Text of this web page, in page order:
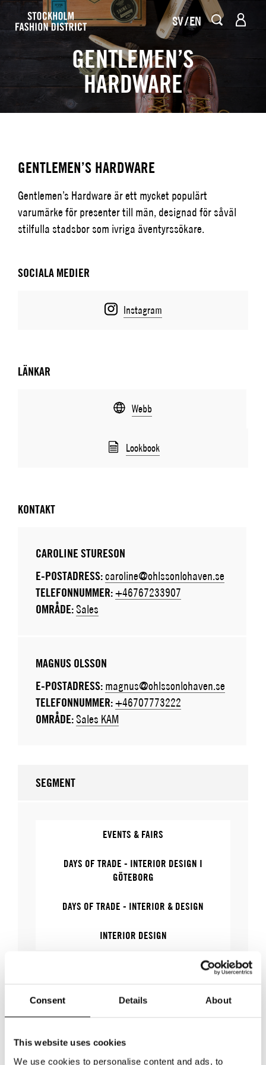
Consent Details About
This website uses cookies
We use cookies to personalise content and ads, to
SV EN
GENTLEMEN’S
HARDWARE
GENTLEMEN’S HARDWARE
Gentlemen’s Hardware är ett mycket populärt
varumärke för presenter till män, designad för såväl
stilfulla stadsbor som ivriga äventyrssökare.
SOCIALA MEDIER
Instagram
LÄNKAR
Webb
Lookbook
KONTAKT
CAROLINE STURESON
E-POSTADRESS:caroline@ohlssonlohaven.se
TELEFONNUMMER:+46767233907
OMRÅDE:Sales
MAGNUS OLSSON
E-POSTADRESS: magnus@ohlssonlohaven.se
TELEFONNUMMER:+46707773222
OMRÅDE:Sales KAM
SEGMENT
EVENTS & FAIRS
DAYS OF TRADE - INTERIOR DESIGN I
GÖTEBORG
DAYS OF TRADE - INTERIOR & DESIGN
INTERIOR DESIGN
WHERE
Vi ses gärna för bokade möten mellan 10.00-16.00.